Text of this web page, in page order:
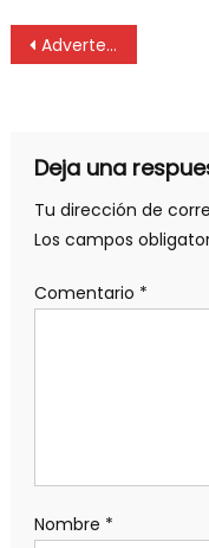
Advertencia de FEMEBA por facturación de honorarios ante IOMA
Deja una
Tu dirección de
Los campos
Comentario *
Nombre *